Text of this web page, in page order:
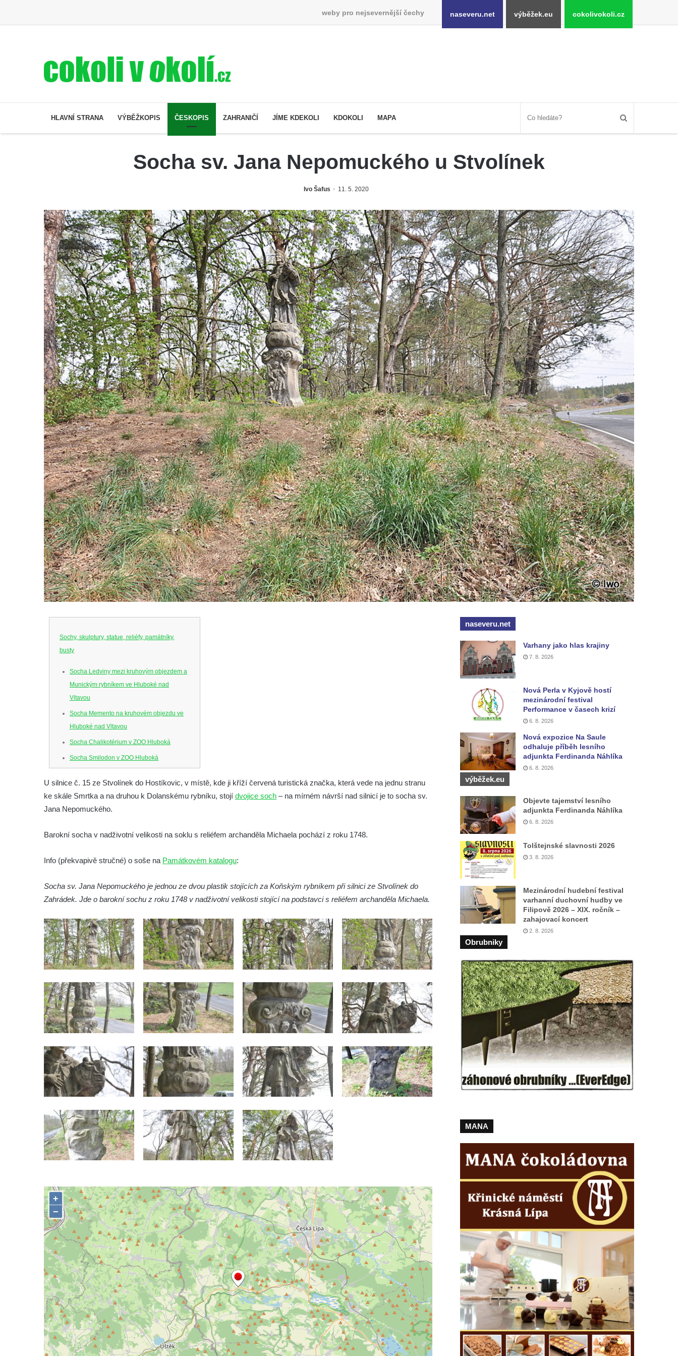
weby pro nejsevernější čechy naseveru.net výběžek.eu cokolivokoli.cz
HLAVNÍ STRANA VÝBĚŽKOPIS ČESKOPIS ZAHRANIČÍ JÍME KDEKOLI KDOKOLI MAPA
Socha sv. Jana Nepomuckého u Stvolínek
Ivo Šafus 11. 5. 2020
Sochy, skulptury, statue, reliéfy, památníky,
busty
Socha Ledviny mezi kruhovým objezdem a
Munickým rybníkem ve Hluboké nad
Vltavou
Socha Memento na kruhovém objezdu ve
Hluboké nad Vltavou
Socha Chalikotérium v ZOO Hluboká
Socha Smilodon v ZOO Hluboká
Socha Plejtvák obrovský v ZOO Hluboká
Socha Mamutí lebka v ZOO Hluboká
Socha Vydry si hrají v ZOO Hluboká
Socha Přátelství v ZOO Hluboká
Socha Lišky v ZOO Hluboká
Socha Kudlanka v ZOO Hluboká
Socha Vlčice s mládětem v ZOO Hluboká
Socha Orlice v ZOO Hluboká
Socha Tygr v ZOO Hluboká
Socha Želva v ZOO Hluboká
Socha Včela v ZOO Hluboká
Socha Housenka v ZOO Hluboká
Socha Nosorožík v ZOO Hluboká
Socha Beruška v ZOO Hluboká
Socha Vážka v ZOO Hluboká
Socha Volavka v ZOO Hluboká
Lysá nad Labem, barokní město Šporkovo
Socha Opičákovník v ZOO Hluboká
Socha Roháč v ZOO Hluboká
Socha Mystik v ZOO Hluboká
Reliéf Rodina a práce na budově záložny
čp. 69/1 v Českých Budějovicích
Socha Jana Valeria Jirsíka u Černé věže v
Českých Budějovicích
Socha Krista klesajícího pod křížem u
kostela svatého Mikuláše v Českých
Budějovicích
U silnice č. 15 ze Stvolínek do Hostíkovic, v místě, kde ji kříží červená turistická značka, která vede na jednu stranu
ke skále Smrtka a na druhou k Dolanskému rybníku, stojí dvojice soch – na mírném návrší nad silnicí je to socha sv.
Jana Nepomuckého.
Barokní socha v nadživotní velikosti na soklu s reliéfem archanděla Michaela pochází z roku 1748.
Info (překvapivě stručné) o soše na Památkovém katalogu:
Socha sv. Jana Nepomuckého je jednou ze dvou plastik stojících za Koňským rybníkem při silnici ze Stvolínek do
Zahrádek. Jde o barokní sochu z roku 1748 v nadživotní velikosti stojící na podstavci s reliéfem archanděla Michaela.
naseveru.net
Varhany jako hlas krajiny
7. 8. 2026
Nová Perla v Kyjově hostí
mezinárodní festival
Performance v časech krizí
6. 8. 2026
Nová expozice Na Saule
odhaluje příběh lesního
adjunkta Ferdinanda Náhlíka
6. 8. 2026
výběžek.eu
Objevte tajemství lesního
adjunkta Ferdinanda Náhlíka
6. 8. 2026
Tolštejnské slavnosti 2026
3. 8. 2026
Mezinárodní hudební festival
varhanní duchovní hudby ve
Filipově 2026 – XIX. ročník –
zahajovací koncert
2. 8. 2026
Obrubniky
MANA